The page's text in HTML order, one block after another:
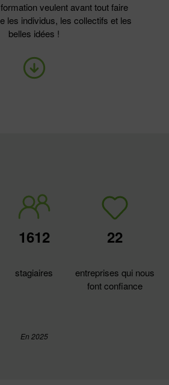
veulent avant tout faire
les individus, les collectifs et les
belles idées !
1612
stagiaires
22
entreprises qui nous
font confiance
En 2025